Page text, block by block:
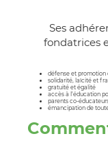
Ses
fondatrices
défense et promotion
solidarité, laïcité et
gratuité et égalité
accès à l'éducation
parents co-
émancipation de